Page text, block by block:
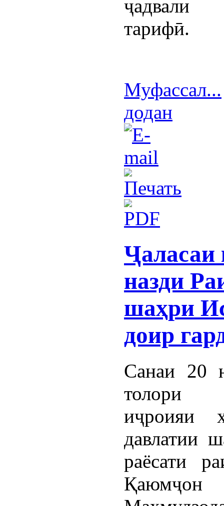
тарифӣ.
Муфассал...
додан
Ҷаласаи
назди
шаҳри
доир
Санаи 20
толори
иҷроияи
давлатии
раёсати
Қаюмҷон